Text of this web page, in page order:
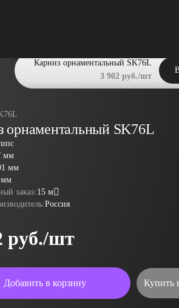
орнаментальный SK76L
мм
мм
мм
заказ:15 м
Россия
руб./шт
Добавить в корзину Купить
Карниз орнаментальный SK76L
3 902 руб./шт